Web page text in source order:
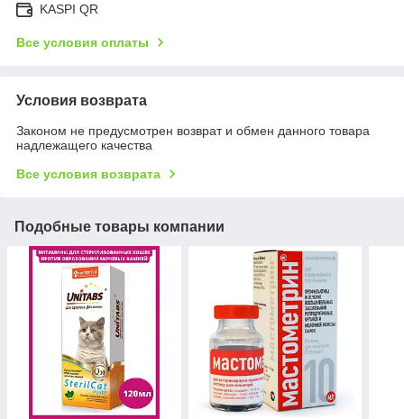
KASPI QR
Все условия оплаты
Условия возврата
Законом не предусмотрен возврат и обмен данного товара
надлежащего качества
Все условия возврата
Подобные товары компании